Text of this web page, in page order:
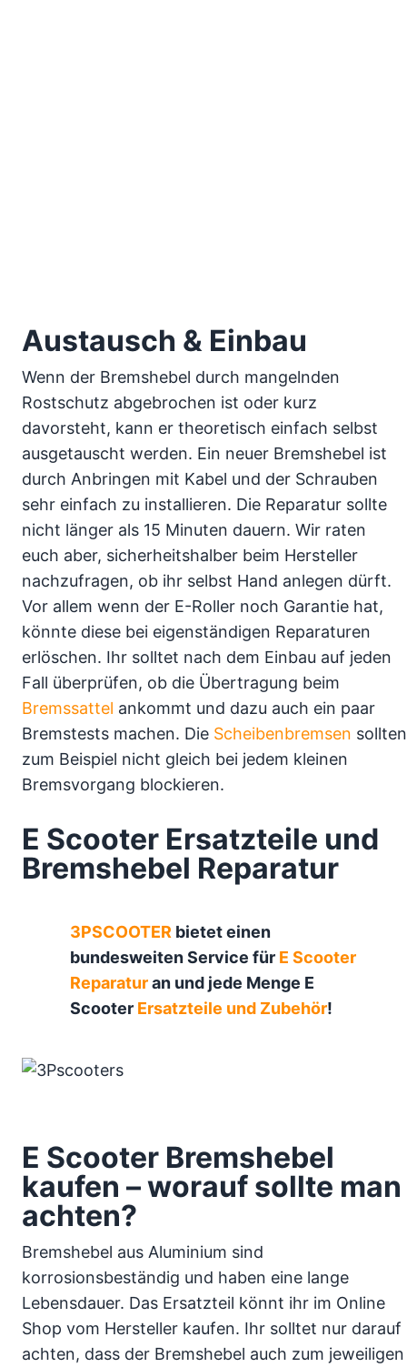
Austausch & Einbau
Wenn der Bremshebel durch mangelnden
Rostschutz abgebrochen ist oder kurz
davorsteht, kann er theoretisch einfach selbst
ausgetauscht werden. Ein neuer Bremshebel ist
durch Anbringen mit Kabel und der Schrauben
sehr einfach zu installieren. Die Reparatur sollte
nicht länger als 15 Minuten dauern. Wir raten
euch aber, sicherheitshalber beim Hersteller
nachzufragen, ob ihr selbst Hand anlegen dürft.
Vor allem wenn der E-Roller noch Garantie hat,
könnte diese bei eigenständigen Reparaturen
erlöschen. Ihr solltet nach dem Einbau auf jeden
Fall überprüfen, ob die Übertragung beim
Bremssattel ankommt und dazu auch ein paar
Bremstests machen. Die Scheibenbremsen sollten
zum Beispiel nicht gleich bei jedem kleinen
Bremsvorgang blockieren.
E Scooter Ersatzteile und
Bremshebel Reparatur
3PSCOOTER bietet einen
bundesweiten Service für E Scooter
Reparaturan und jede Menge E
Scooter Ersatzteile und Zubehör!
E Scooter Bremshebel
kaufen – worauf sollte man
achten?
Bremshebel aus Aluminium sind
korrosionsbeständig und haben eine lange
Lebensdauer. Das Ersatzteil könnt ihr im Online
Shop vom Hersteller kaufen. Ihr solltet nur darauf
achten, dass der Bremshebel auch zum jeweiligen